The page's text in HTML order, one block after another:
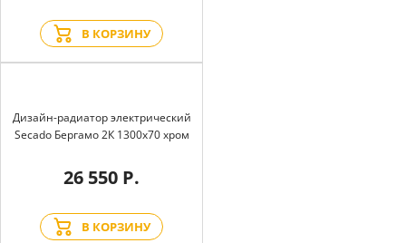
В КОРЗИНУ
Дизайн-радиатор электрический
Secado Бергамо 2К 1300x70 хром
26 550 Р.
В КОРЗИНУ